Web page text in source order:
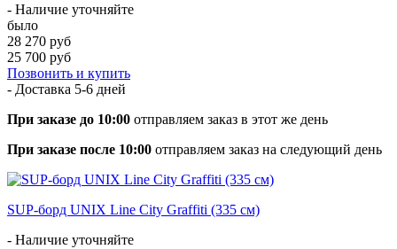
- Наличие уточняйте
было
28 270 руб
25 700 руб
Позвонить и купить
- Доставка 5-6 дней
При заказе до 10:00 отправляем заказ в этот же день
При заказе после 10:00 отправляем заказ на следующий день
SUP-борд UNIX Line City Graffiti (335 см)
- Наличие уточняйте